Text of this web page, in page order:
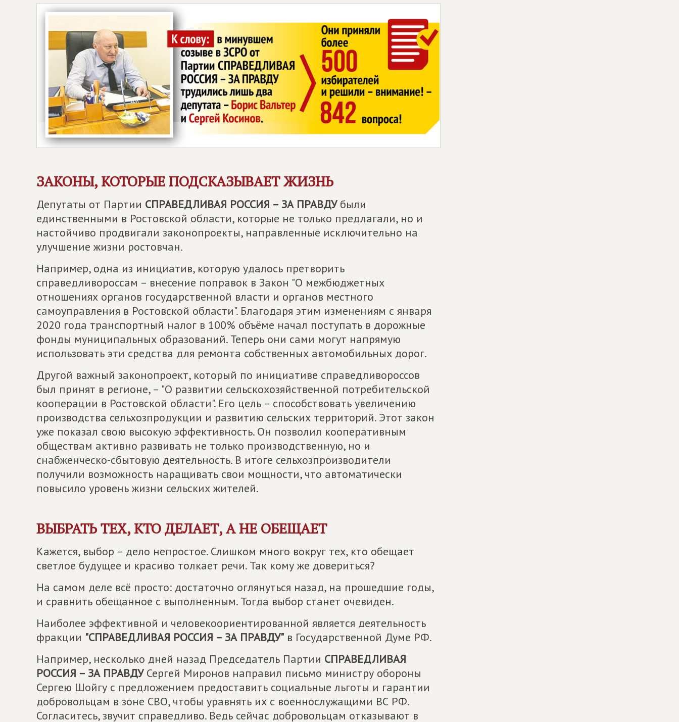
ЗАКОНЫ, КОТОРЫЕ ПОДСКАЗЫВАЕТ ЖИЗНЬ
Депутаты от Партии СПРАВЕДЛИВАЯ РОССИЯ – ЗА ПРАВДУбыли
единственными в Ростовской области, которые не только предлагали, но и
настойчиво продвигали законопроекты, направленные исключительно на
улучшение жизни ростовчан.
Например, одна из инициатив, которую удалось претворить
справедливороссам – внесение поправок в Закон "О межбюджетных
отношениях органов государственной власти и органов местного
самоуправления в Ростовской области". Благодаря этим изменениям с января
2020 года транспортный налог в 100% объёме начал поступать в дорожные
фонды муниципальных образований. Теперь они сами могут напрямую
использовать эти средства для ремонта собственных автомобильных дорог.
Другой важный законопроект, который по инициативе справедливороссов
был принят в регионе, – "О развитии сельскохозяйственной потребительской
кооперации в Ростовской области". Его цель – способствовать увеличению
производства сельхозпродукции и развитию сельских территорий. Этот закон
уже показал свою высокую эффективность. Он позволил кооперативным
обществам активно развивать не только производственную, но и
снабженческо-сбытовую деятельность. В итоге сельхозпроизводители
получили возможность наращивать свои мощности, что автоматически
повысило уровень жизни сельских жителей.
ВЫБРАТЬ ТЕХ, КТО ДЕЛАЕТ, А НЕ ОБЕЩАЕТ
Кажется, выбор – дело непростое. Слишком много вокруг тех, кто обещает
светлое будущее и красиво толкает речи. Так кому же довериться?
На самом деле всё просто: достаточно оглянуться назад, на прошедшие годы,
и сравнить обещанное с выполненным. Тогда выбор станет очевиден.
Наиболее эффективной и человекоориентированной является деятельность
фракции "СПРАВЕДЛИВАЯ РОССИЯ – ЗА ПРАВДУ" в Государственной Думе РФ.
Например, несколько дней назад Председатель Партии СПРАВЕДЛИВАЯ
РОССИЯ – ЗА ПРАВДУСергей Миронов направил письмо министру обороны
Сергею Шойгу с предложением предоставить социальные льготы и гарантии
добровольцам в зоне СВО, чтобы уравнять их с военнослужащими ВС РФ.
Согласитесь, звучит справедливо. Ведь сейчас добровольцам отказывают в